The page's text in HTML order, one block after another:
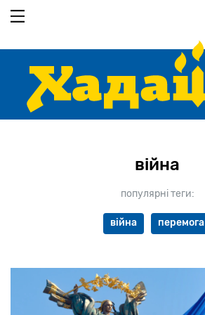
основного
війна
популярні теги:
війна перемога